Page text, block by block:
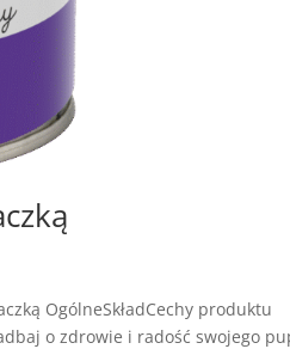
OgólneSkładCechy produktu
o zdrowie i radość swojego